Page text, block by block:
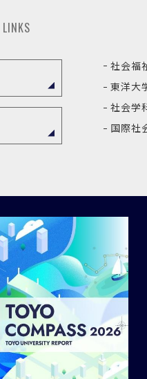
LINKS
社会福
東洋大
社会学
国際社